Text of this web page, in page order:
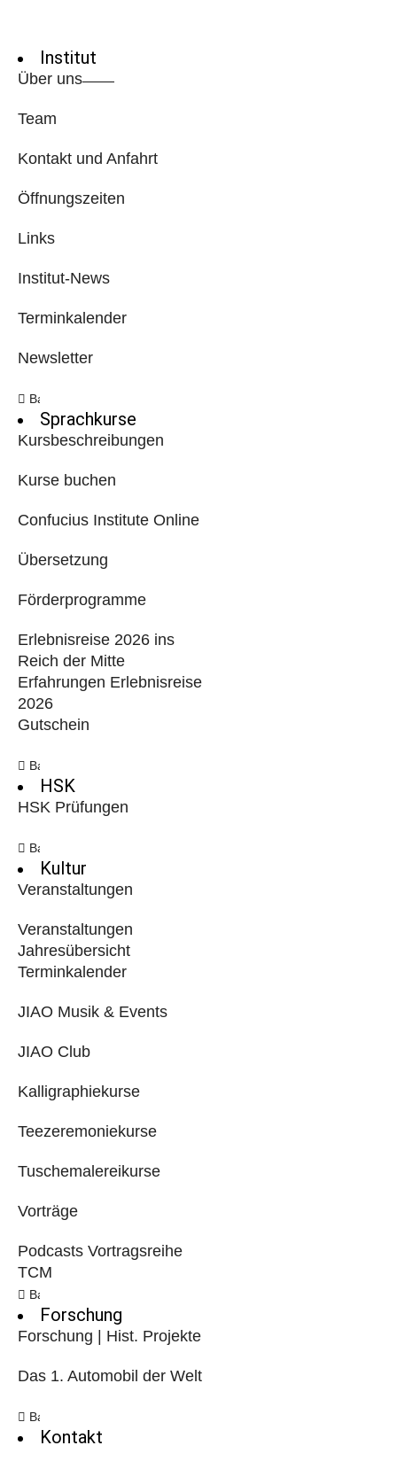
Institut
Über uns
Team
Kontakt und Anfahrt
Öffnungszeiten
Links
Institut-News
Terminkalender
Newsletter
Back
Sprachkurse
Kursbeschreibungen
Kurse buchen
Confucius Institute Online
Übersetzung
Förderprogramme
Erlebnisreise 2026 ins
Reich der Mitte
Erfahrungen Erlebnisreise
2026
Gutschein
Back
HSK
HSK Prüfungen
Back
Kultur
Veranstaltungen
Veranstaltungen
Jahresübersicht
Terminkalender
JIAO Musik & Events
JIAO Club
Kalligraphiekurse
Teezeremoniekurse
Tuschemalereikurse
Vorträge
Podcasts Vortragsreihe
TCM
Back
Forschung
Forschung | Hist. Projekte
Das 1. Automobil der Welt
Back
Kontakt